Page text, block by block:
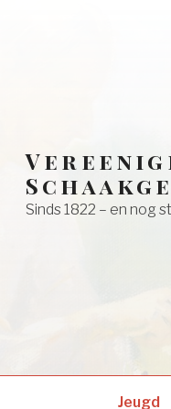
Sinds 1822 – en nog
Jeugd